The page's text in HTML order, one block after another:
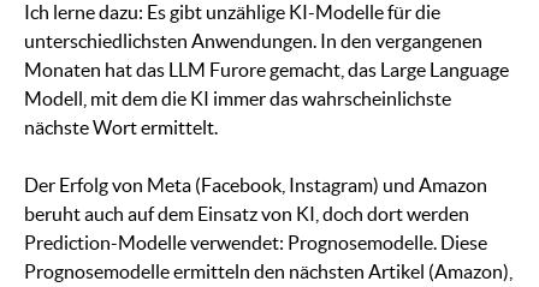
Ich lerne dazu: Es gibt unzählige KI-Modelle für die
unterschiedlichsten Anwendungen. In den vergangenen
Monaten hat das LLM Furore gemacht, das Large Language
Modell, mit dem die KI immer das wahrscheinlichste
nächste Wort ermittelt.
Der Erfolg von Meta (Facebook, Instagram) und Amazon
beruht auch auf dem Einsatz von KI, doch dort werden
Prediction-Modelle verwendet: Prognosemodelle. Diese
Prognosemodelle ermitteln den nächsten Artikel (Amazon),